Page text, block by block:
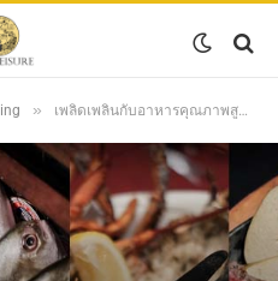
» เพลิดเพลินกับอาหารคุณภาพสูงอันหลากหลาย 5 สไตล์ 5 วัน ณ VIU, St. Regis Bangkok